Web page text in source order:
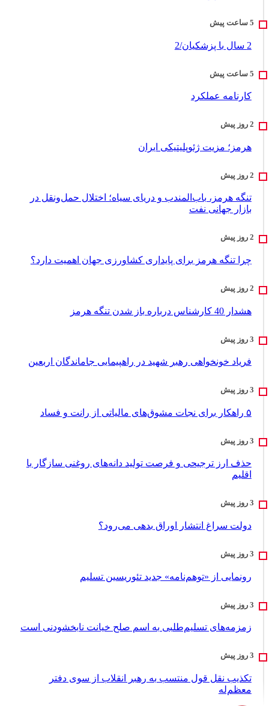
2 سال با پزشکیان/2
کارنامه عملکرد
هرمز؛ مزیت ژئوپلیتیکی ایران
تنگه هرمز، باب‌المندب و دریای سیاه؛ اختلال حمل‌ونقل در
بازار جهانی نفت
چرا تنگه هرمز برای پایداری کشاورزی جهان اهمیت دارد؟
هشدار 40 کارشناس درباره باز شدن تنگه هرمز
فریاد خونخواهی رهبر شهید در راهپیمایی جاماندگان اربعین
۵ راهکار برای نجات مشوق‌های مالیاتی از رانت و فساد
حذف ارز ترجیحی و فرصت تولید دانه‌های روغنی سازگار با
اقلیم
دولت سراغ انتشار اوراق بدهی می‌رود؟
رونمایی از «توهم‌نامه» جدید تئور‌یسین تسلیم
زمزمه‌های تسلیم‌طلبی به اسم صلح خیانت نابخشودنی است
تکذیب نقل قول منتسب به رهبر انقلاب از سوی دفتر
معظم‌له